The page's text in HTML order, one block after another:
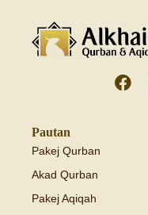
Pautan
Pakej Qurban
Akad Qurban
Pakej Aqiqah